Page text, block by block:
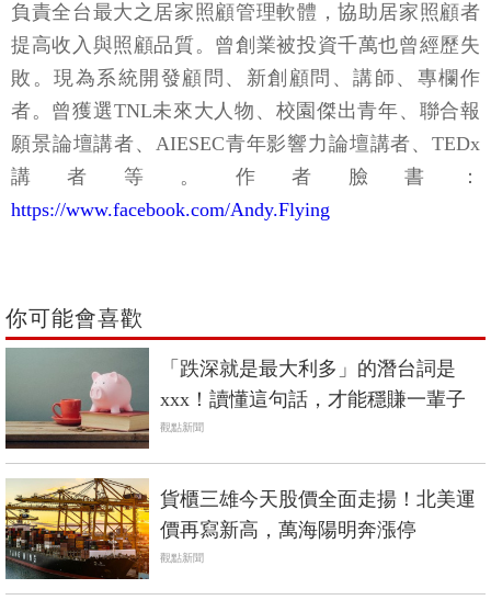
負責全台最大之居家照顧管理軟體，協助居家照顧者
提高收入與照顧品質。曾創業被投資千萬也曾經歷失
敗。現為系統開發顧問、新創顧問、講師、專欄作
者。曾獲選TNL未來大人物、校園傑出青年、聯合報
願景論壇講者、AIESEC青年影響力論壇講者、TEDx
講者等。作者臉書：
https://www.facebook.com/Andy.Flying
你可能會喜歡
「跌深就是最大利多」的潛台詞是
xxx！讀懂這句話，才能穩賺一輩子
觀點新聞
貨櫃三雄今天股價全面走揚！北美運
價再寫新高，萬海陽明奔漲停
觀點新聞